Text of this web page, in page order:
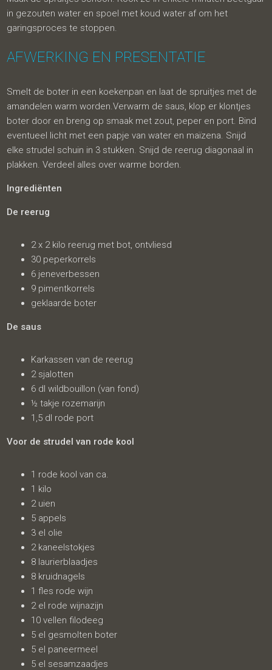
in gezouten water en spoel met koud water af om het
garingsproces te stoppen.
AFWERKING EN PRESENTATIE
Smelt de boter in een koekenpan en laat de spruitjes met de
amandelen warm worden.Verwarm de saus, klop er klontjes
boter door en breng op smaak met zout, peper en port. Bind
eventueel licht met een papje van water en maïzena. Snijd
elke strudel schuin in 3 stukken. Snijd de reerug diagonaal in
plakken. Verdeel alles over warme borden.
Ingrediënten
De reerug
2 x 2 kilo reerug met bot, ontvliesd
30 peperkorrels
6 jeneverbessen
9 pimentkorrels
geklaarde boter
De saus
Karkassen van de reerug
2 sjalotten
6 dl wildbouillon (van fond)
½ takje rozemarijn
1,5 dl rode port
Voor de strudel van rode kool
1 rode kool van ca.
1 kilo
2 uien
5 appels
3 el olie
2 kaneelstokjes
8 laurierblaadjes
8 kruidnagels
1 fles rode wijn
2 el rode wijnazijn
10 vellen filodeeg
5 el gesmolten boter
5 el paneermeel
5 el sesamzaadjes